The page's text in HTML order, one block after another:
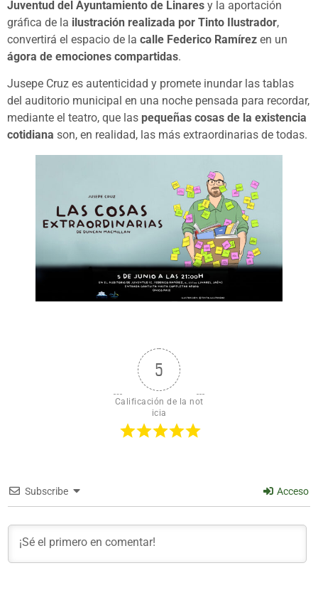
Juventud del Ayuntamiento de Linares y la aportación
gráfica de la ilustración realizada por Tinto Ilustrador,
convertirá el espacio de la calle Federico Ramírez en un
ágora de emociones compartidas.
Jusepe Cruz es autenticidad y promete inundar las tablas
del auditorio municipal en una noche pensada para recordar,
mediante el teatro, que las pequeñas cosas de la existencia
cotidiana son, en realidad, las más extraordinarias de todas.
5
Calificación de la not
icia
Subscribe Acceso